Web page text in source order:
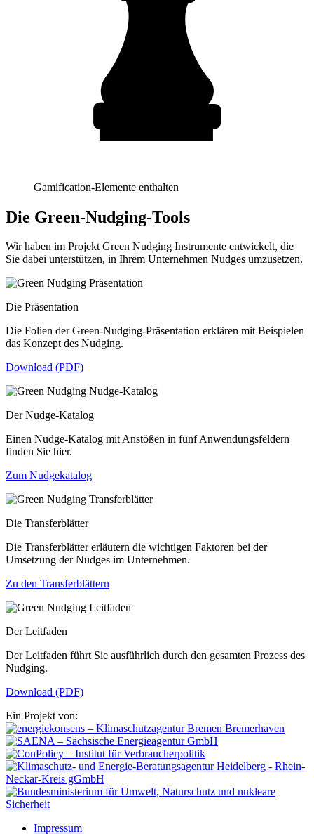
Gamification-Elemente enthalten
Die Green-Nudging-Tools
Wir haben im Projekt Green Nudging Instrumente entwickelt, die
Sie dabei unterstützen, in Ihrem Unternehmen Nudges umzusetzen.
Die Präsentation
Die Folien der Green-Nudging-Präsentation erklären mit Beispielen
das Konzept des Nudging.
Download (PDF)
Der Nudge-Katalog
Einen Nudge-Katalog mit Anstößen in fünf Anwendungsfeldern
finden Sie hier.
Zum Nudgekatalog
Die Transferblätter
Die Transferblätter erläutern die wichtigen Faktoren bei der
Umsetzung der Nudges im Unternehmen.
Zu den Transferblättern
Der Leitfaden
Der Leitfaden führt Sie ausführlich durch den gesamten Prozess des
Nudging.
Download (PDF)
Ein Projekt von:
Impressum